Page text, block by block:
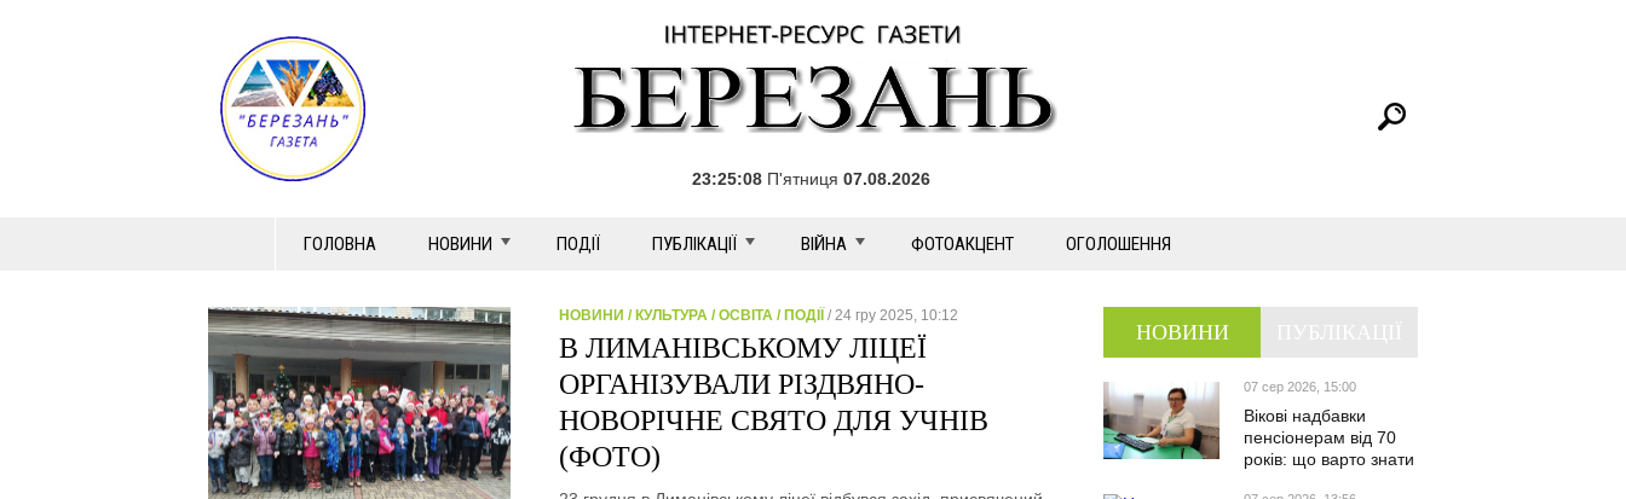
23:25:08 П'ятниця 07.08.2026
ГОЛОВНА НОВИНИ ПОДІЇ ПУБЛІКАЦІЇ ВІЙНА ФОТОАКЦЕНТ ОГОЛОШЕННЯ
НОВИНИ / КУЛЬТУРА / ОСВІТА / ПОДІЇ / 24 гру 2025, 10:12
В ЛИМАНІВСЬКОМУ ЛІЦЕЇ
ОРГАНІЗУВАЛИ РІЗДВЯНО-
НОВОРІЧНЕ СВЯТО ДЛЯ УЧНІВ
(ФОТО)
НОВИНИ
07 сер 2026, 15:00
Вікові надбавки
пенсіонерам від 70
років: що варто знати